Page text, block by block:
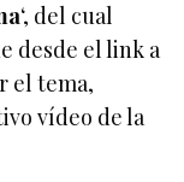
‘, del cual
desde el link a
el tema,
vídeo de la